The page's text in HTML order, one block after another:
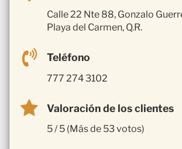
Calle 22 Nte 88, Gonzalo
Playa del Carmen, Q.R.
Teléfono
777 274 3102
Valoración de los clientes
5 / 5 (Más de 53 votos)